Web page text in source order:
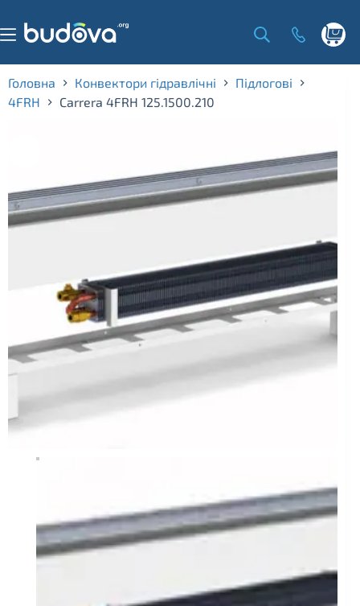
content
Головна Конвектори гідравлічні
Підлогові
4FRH
Carrera 4FRH 125.1500.210